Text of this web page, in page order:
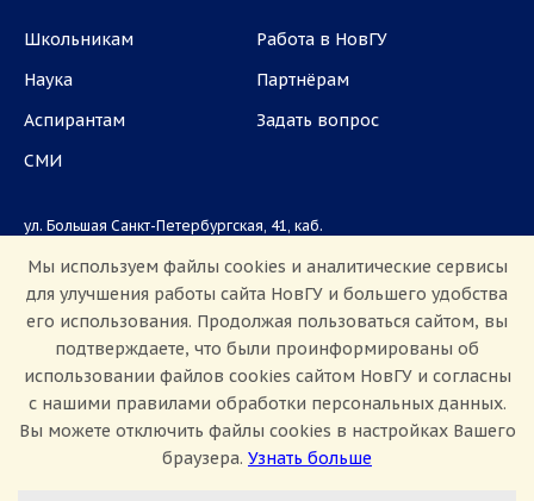
Школьникам
Наука
Аспирантам
СМИ
Работа в НовГУ
Партнёрам
Задать вопрос
ул. Большая Санкт-Петербургская, 41, каб.
Приемная комиссия: +7(8162)33-20-44
Мы используем файлы cookies и аналитические сервисы
для улучшения работы сайта НовГУ и большего удобства
его использования. Продолжая пользоваться сайтом, вы
подтверждаете, что были проинформированы об
использовании файлов cookies сайтом НовГУ и согласны
с нашими правилами обработки персональных данных.
Вы можете отключить файлы cookies в настройках Вашего
браузера. Узнать больше